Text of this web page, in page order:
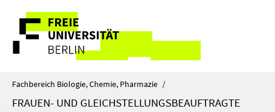
direkt
Inhalt
Service-
Navigation
Fachbereich Biologie, Chemie, Pharmazie /
FRAUEN- UND GLEICHSTELLUNGSBEAUFTRAGTE